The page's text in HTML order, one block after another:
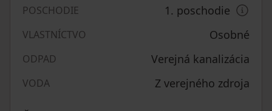
POSCHODIE 1. poschodie
VLASTNÍCTVO Osobné
ODPAD Verejná kanalizácia
VODA Z verejného zdroja